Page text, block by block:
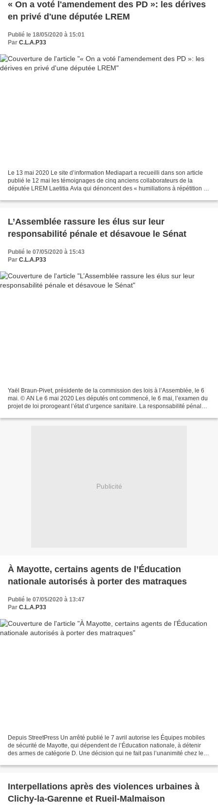
« On a voté l'amendement des PD »: les dérives
en privé d'une députée LREM
Publié le 18/05/2020 à 15:01
Par C.L.A.P33
Le 13 mai 2020 Le site d’information Mediapart a recueilli dans son article
publié le 12 mai les témoignages de cinq anciens collaborateurs de la
députée LREM Laetitia Avia qui dénoncent des « humiliations à répétition au
L’Assemblée rassure les élus sur leur
responsabilité pénale et désavoue le Sénat
Publié le 07/05/2020 à 15:43
Par C.L.A.P33
Yaël Braun-Pivet, présidente de la commission des lois à l’Assemblée, le 6
mai. © AN Le 6 mai 2020 Les députés ont commencé, le 6 mai, l’examen du
projet de loi prorogeant l’état d’urgence sanitaire. La responsabilité pénale
Publicité
À Mayotte, certains agents de l’Éducation
nationale autorisés à porter des matraques
Publié le 07/05/2020 à 13:47
Par C.L.A.P33
Depuis StreetPress Un arrêté publié le 7 avril autorise les Équipes mobiles
de sécurité de Mayotte, qui dépendent de l’Éducation nationale, à détenir
des armes de catégorie D. Une décision qui ne fait pas l’unanimité chez les
Interpellations après des violences urbaines à
Clichy-la-Garenne et Rueil-Malmaison